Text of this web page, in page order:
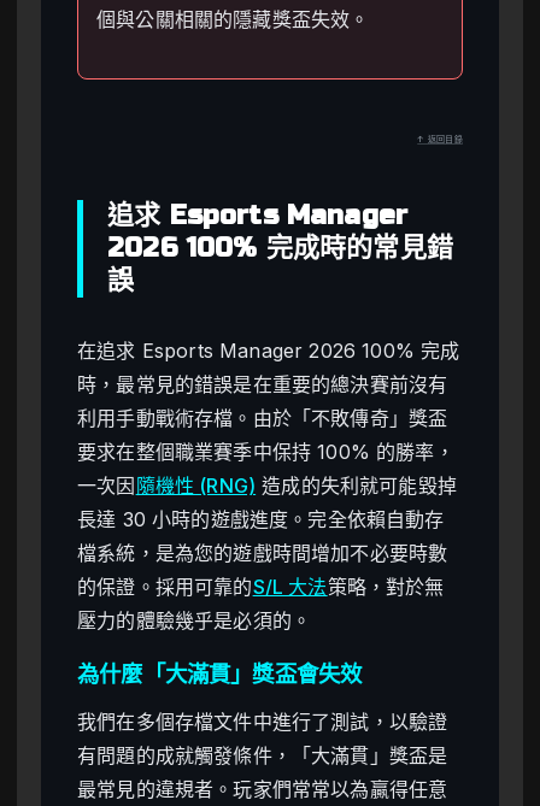
個與公關相關的隱藏獎盃失效。
↑ 返回目錄
追求 Esports Manager
2026 100% 完成時的常見錯
誤
在追求 Esports Manager 2026 100% 完成
時，最常見的錯誤是在重要的總決賽前沒有
利用手動戰術存檔。由於「不敗傳奇」獎盃
要求在整個職業賽季中保持 100% 的勝率，
一次因 隨機性 (RNG) 造成的失利就可能毀掉
長達 30 小時的遊戲進度。完全依賴自動存
檔系統，是為您的遊戲時間增加不必要時數
的保證。採用可靠的S/L 大法策略，對於無
壓力的體驗幾乎是必須的。
為什麼「大滿貫」獎盃會失效
我們在多個存檔文件中進行了測試，以驗證
有問題的成就觸發條件，「大滿貫」獎盃是
最常見的違規者。玩家們常常以為贏得任意